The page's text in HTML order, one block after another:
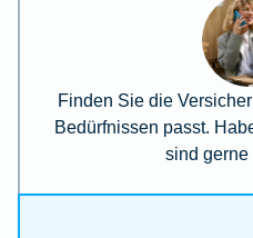
Finden Sie die
Bedürfnissen passt.
sind gerne